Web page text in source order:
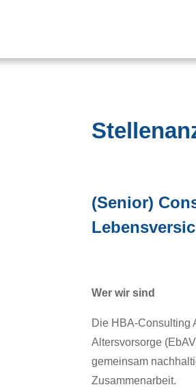
(Senior)
Wer wir sind
Die HBA-Consulting
Altersvorsorge
gemeinsam
Zusammenarbeit.